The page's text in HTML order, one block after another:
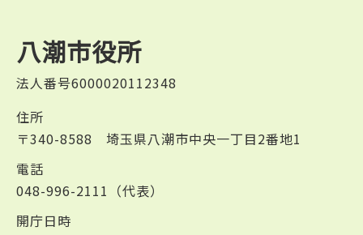
八潮市役所
法人番号6000020112348
住所
〒340-8588 埼玉県八潮市中央一丁目2番地1
電話
048-996-2111（代表）
開庁日時